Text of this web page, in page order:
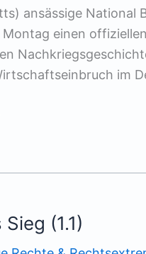
ansässige National
einen
im
(1.1)